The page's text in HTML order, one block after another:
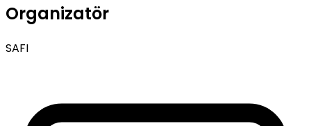
Organizatör
SAFI